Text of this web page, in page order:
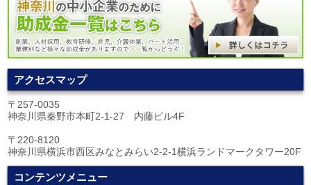
アクセスマップ
〒257-0035
神奈川県秦野市本町2-1-27 内藤ビル4F
〒220-8120
神奈川県横浜市西区みなとみらい2-2-1横浜ランドマークタワー20F
コンテンツメニュー